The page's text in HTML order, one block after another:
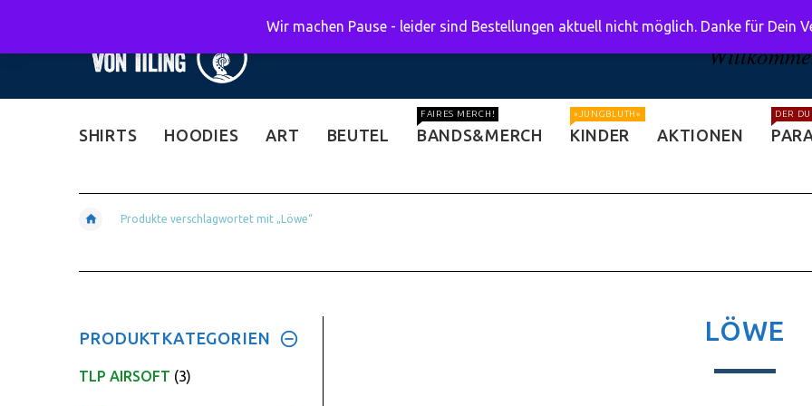
SHIRTS HOODIES ART BEUTEL BANDS&MERCH
FAIRES MERCH!
KINDER
»JUNGBLUTH«
AKTIONEN
DER
Produkte verschlagwortet mit „Löwe“
PRODUKTKATEGORIEN
TLP AIRSOFT (3)
LÖWE
Wir machen Pause - leider sind Bestellungen aktuell nicht möglich. Danke für Dein